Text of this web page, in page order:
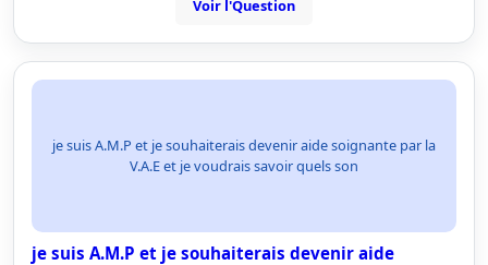
Voir l'Question
je suis A.M.P et je souhaiterais devenir aide soignante par la
V.A.E et je voudrais savoir quels son
je suis A.M.P et je souhaiterais devenir aide